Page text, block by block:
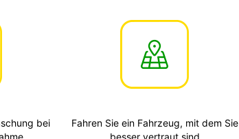
bei
Fahren Sie ein Fahrzeug, mit dem Sie
besser vertraut sind